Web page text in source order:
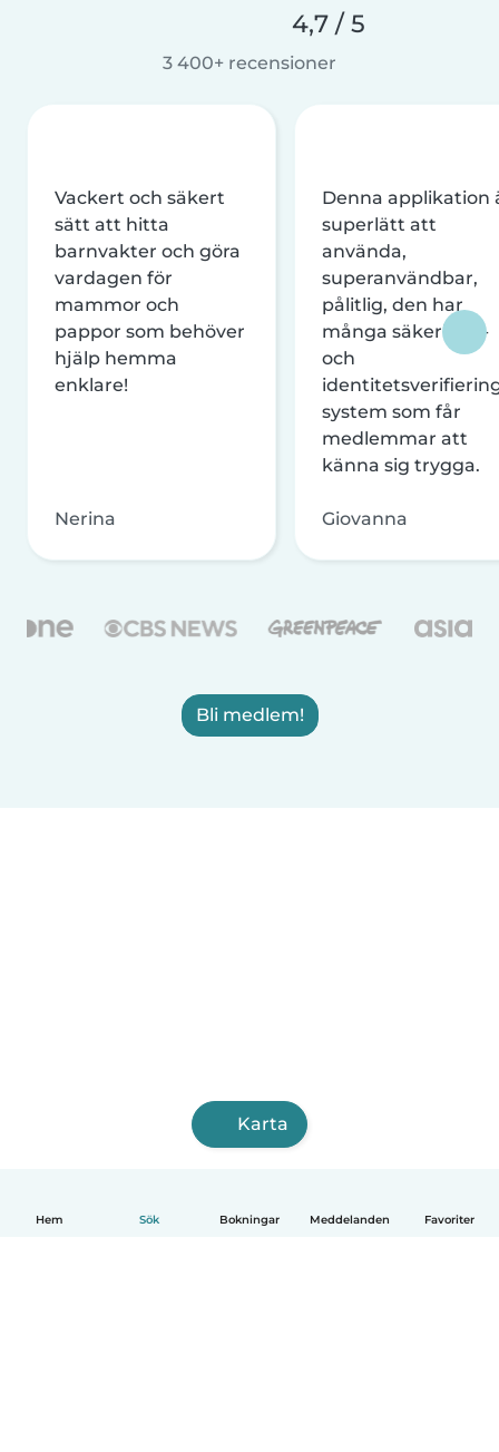
Hem Sök Bokningar Meddelanden Favoriter
4,7 / 5
3 400+ recensioner
Vackert och säkert
sätt att hitta
barnvakter och göra
vardagen för
mammor och
pappor som behöver
hjälp hemma
enklare!
Nerina
Denna applikation
superlätt att
använda,
superanvändbar,
pålitlig, den har
många säkerhets-
och
system som får
medlemmar att
känna sig trygga.
Giovanna
Bli medlem!
Karta